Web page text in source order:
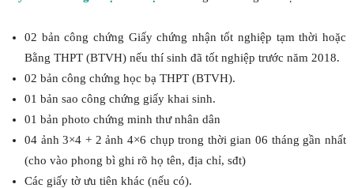
02 bản công chứng Giấy chứng nhận tốt nghiệp tạm thời hoặc
Bằng THPT (BTVH) nếu thí sinh đã tốt nghiệp trước năm 2018.
02 bản công chứng học bạ THPT (BTVH).
01 bản sao công chứng giấy khai sinh.
01 bản photo chứng minh thư nhân dân
04 ảnh 3×4 + 2 ảnh 4×6 chụp trong thời gian 06 tháng gần nhất
(cho vào phong bì ghi rõ họ tên, địa chỉ, sđt)
Các giấy tờ ưu tiên khác (nếu có).